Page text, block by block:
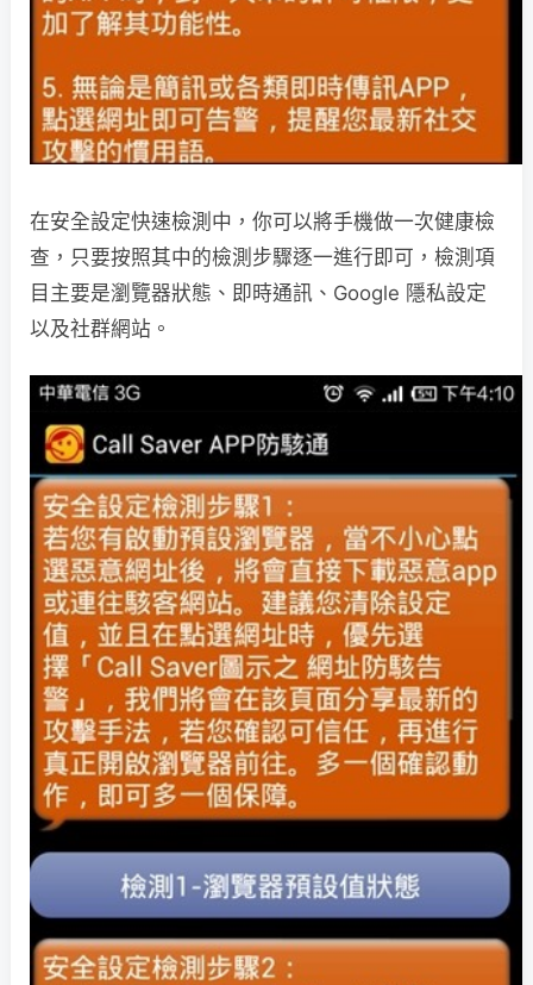
在安全設定快速檢測中，你可以將手機做一次健康檢
查，只要按照其中的檢測步驟逐一進行即可，檢測項
目主要是瀏覽器狀態、即時通訊、Google 隱私設定
以及社群網站。